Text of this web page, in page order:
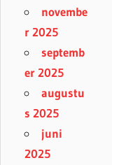
novembe
r 2025
septemb
er 2025
augustu
s 2025
juni
2025